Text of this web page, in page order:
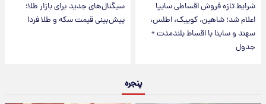
شرایط تازه فروش اقساطی سایپا
اعلام شد؛ شاهین، کوییک، اطلس،
سهند و ساینا با اقساط بلندمدت +
جدول
سیگنال‌های جدید برای بازار طلا؛
پیش‌بینی قیمت سکه و طلا فردا
پنجره